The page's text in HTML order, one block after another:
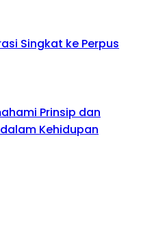
Singkat ke Perpus
Prinsip dan
Kehidupan